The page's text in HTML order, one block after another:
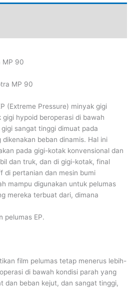
MP 90
MP 90
(Extreme Pressure) minyak gigi
hypoid beroperasi di bawah
sangat tinggi dimuat pada
beban dinamis. Hal ini
pada gigi-kotak konvensional dan
dan truk, dan di gigi-kotak, final
di pertanian dan mesin bumi
mampu digunakan untuk pelumas
mereka terbuat dari, dimana
pelumas EP.
film pelumas tetap menerus lebih-
di bawah kondisi parah yang
dan beban kejut, dan sangat tinggi,